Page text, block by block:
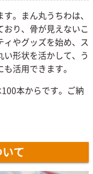
。まん丸うちわは、
り、骨が見えないこ
やグッズを始め、ス
形状を活かして、う
活用できます。
本からです。ご納
て